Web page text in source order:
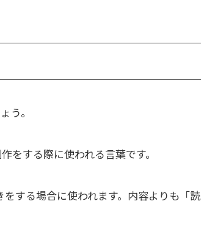
う。
をする際に使われる言葉です。
する場合に使われます。内容よりも「